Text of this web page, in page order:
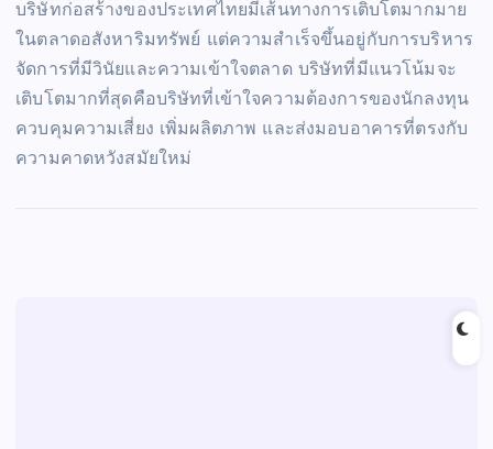
บริษัทก่อสร้างของประเทศไทยมีเส้นทางการเติบโตมากมาย
ในตลาดอสังหาริมทรัพย์ แต่ความสำเร็จขึ้นอยู่กับการบริหาร
จัดการที่มีวินัยและความเข้าใจตลาด บริษัทที่มีแนวโน้มจะ
เติบโตมากที่สุดคือบริษัทที่เข้าใจความต้องการของนักลงทุน
ควบคุมความเสี่ยง เพิ่มผลิตภาพ และส่งมอบอาคารที่ตรงกับ
ความคาดหวังสมัยใหม่